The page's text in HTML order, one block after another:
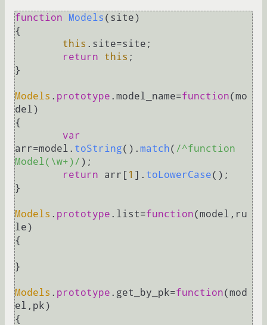
function Models ( site)
{
this . site=site;
return
this ;
}
Models . prototype . model_name=function(mo
del)
{
var
arr=model. toString(). match( /^function
Model(\w+)/ );
return arr[ 1 ]. toLowerCase();
}
Models . prototype . list=function(model,ru
le)
{
}
Models . prototype . get_by_pk=function(mod
el,pk)
{